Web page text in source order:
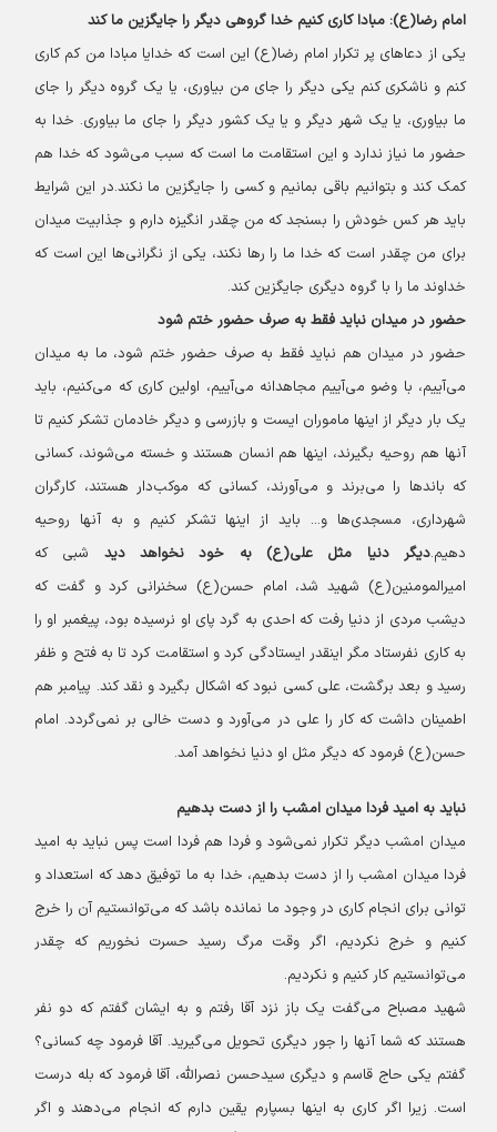
امام رضا(ع): مبادا کاری کنیم خدا گروهی دیگر را جایگزین ما کند
یکی از دعاهای پر تکرار امام رضا(ع) این است که خدایا مبادا من کم کاری
کنم و ناشکری کنم یکی دیگر را جای من بیاوری، یا یک گروه دیگر را جای
ما بیاوری، یا یک شهر دیگر و یا یک کشور دیگر را جای ما بیاوری. خدا به
حضور ما نیاز ندارد و این استقامت ما است که سبب می‌شود که خدا هم
کمک کند و بتوانیم باقی بمانیم و کسی را جایگزین ما نکند.در این شرایط
باید هر کس خودش را بسنجد که من چقدر انگیزه دارم و جذابیت میدان
برای من چقدر است که خدا ما را رها نکند، یکی از نگرانی‌ها این است که
خداوند ما را با گروه دیگری جایگزین کند.
حضور در میدان نباید فقط به صرف حضور ختم شود
حضور در میدان هم نباید فقط به صرف حضور ختم شود، ما به میدان
می‌آییم، با وضو می‌آییم مجاهدانه می‌آییم، اولین کاری که می‌کنیم، باید
یک بار دیگر از اینها ماموران ایست و بازرسی و دیگر خادمان تشکر کنیم تا
آنها هم روحیه بگیرند، اینها هم انسان هستند و خسته می‌شوند، کسانی
که باندها را می‌برند و می‌آورند، کسانی که موکب‌دار هستند، کارگران
شهرداری، مسجدی‌ها و... باید از اینها تشکر کنیم و به آنها روحیه
دهیم.دیگر دنیا مثل علی(ع) به خود نخواهد دید
شبی که
امیرالمومنین(ع) شهید شد، امام حسن(ع) سخنرانی کرد و گفت که
دیشب مردی از دنیا رفت که احدی به گرد پای او نرسیده بود، پیغمبر او را
به کاری نفرستاد مگر اینقدر ایستادگی کرد و استقامت کرد تا به فتح و ظفر
رسید و بعد برگشت، علی کسی نبود که اشکال بگیرد و نقد کند. پیامبر هم
اطمینان داشت که کار را علی در می‌آورد و دست خالی بر نمی‌گردد. امام
حسن(ع) فرمود که دیگر مثل او دنیا نخواهد آمد.
نباید به امید فردا میدان امشب را از دست بدهیم
میدان امشب دیگر تکرار نمی‌شود و فردا هم فردا است پس نباید به امید
فردا میدان امشب را از دست بدهیم، خدا به ما توفیق دهد که استعداد و
توانی برای انجام کاری در وجود ما نمانده باشد که می‌توانستیم آن را خرج
کنیم و خرج نکردیم، اگر وقت مرگ رسید حسرت نخوریم که چقدر
می‌توانستیم کار کنیم و نکردیم.
شهید مصباح می‌گفت یک باز نزد آقا رفتم و به ایشان گفتم که دو نفر
هستند که شما آنها را جور دیگری تحویل می‌گیرید. آقا فرمود چه کسانی؟
گفتم یکی حاج قاسم و دیگری سیدحسن نصرالله، آقا فرمود که بله درست
است. زیرا اگر کاری به اینها بسپارم یقین دارم که انجام می‌دهند و اگر